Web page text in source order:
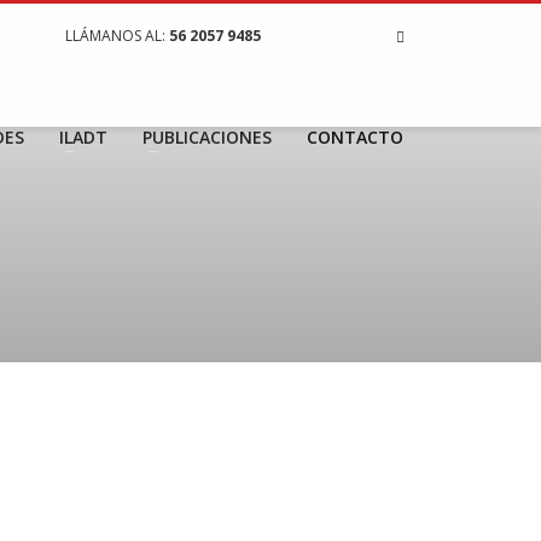
LLÁMANOS AL: 56 2057 9485
ILADT PUBLICACIONES CONTACTO